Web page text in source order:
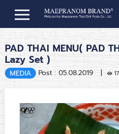
PAD THAI MENU( PAD
Lazy Set )
MEDIA Post : 05.08.2019 |